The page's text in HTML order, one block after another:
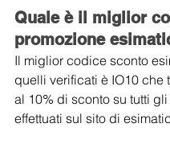
Quale è il miglior
promozione
Il miglior codice sconto
quelli verificati è IO10 che
al 10% di sconto su tutti
effettuati sul sito di